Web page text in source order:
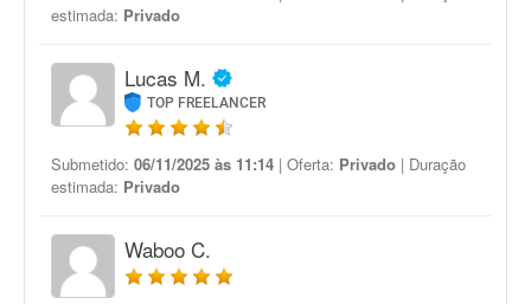
estimada: Privado
Lucas M.
TOP FREELANCER
Submetido: 06/11/2025 às 11:14 | Oferta: Privado | Duração
estimada: Privado
Waboo C.